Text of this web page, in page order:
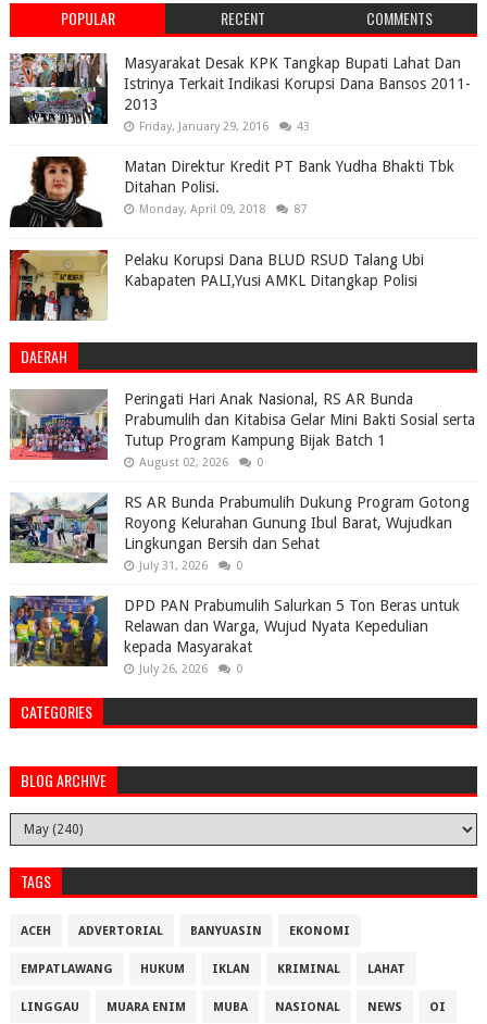
POPULAR RECENT COMMENTS
Masyarakat Desak KPK Tangkap Bupati Lahat Dan
Istrinya Terkait Indikasi Korupsi Dana Bansos 2011-
2013
Friday, January 29, 2016 43
Matan Direktur Kredit PT Bank Yudha Bhakti Tbk
Ditahan Polisi.
Monday, April 09, 2018 87
Pelaku Korupsi Dana BLUD RSUD Talang Ubi
Kabapaten PALI,Yusi AMKL Ditangkap Polisi
DAERAH
Peringati Hari Anak Nasional, RS AR Bunda
Prabumulih dan Kitabisa Gelar Mini Bakti Sosial serta
Tutup Program Kampung Bijak Batch 1
August 02, 2026 0
RS AR Bunda Prabumulih Dukung Program Gotong
Royong Kelurahan Gunung Ibul Barat, Wujudkan
Lingkungan Bersih dan Sehat
July 31, 2026 0
DPD PAN Prabumulih Salurkan 5 Ton Beras untuk
Relawan dan Warga, Wujud Nyata Kepedulian
kepada Masyarakat
July 26, 2026 0
CATEGORIES
BLOG ARCHIVE
TAGS
ACEH ADVERTORIAL BANYUASIN EKONOMI
EMPATLAWANG HUKUM IKLAN KRIMINAL LAHAT
LINGGAU MUARA ENIM MUBA NASIONAL NEWS OI